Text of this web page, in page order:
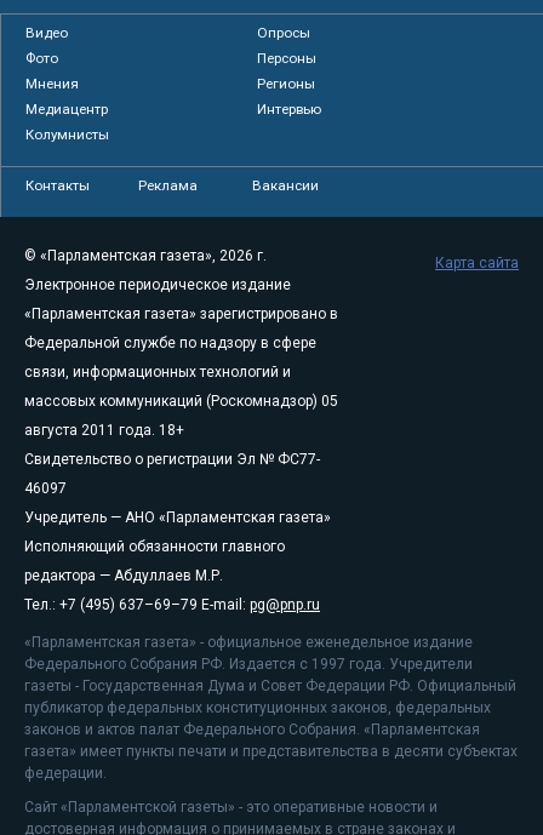
Видео
Опросы
Фото
Персоны
Мнения
Регионы
Медиацентр
Интервью
Колумнисты
Контакты Реклама Вакансии
© «Парламентская газета», 2026 г.
Электронное периодическое издание
«Парламентская газета» зарегистрировано в
Федеральной службе по надзору в сфере
связи, информационных технологий и
массовых коммуникаций (Роскомнадзор) 05
августа 2011 года. 18+
Свидетельство о регистрации Эл № ФС77-
46097
Учредитель — АНО «Парламентская газета»
Исполняющий обязанности главного
редактора — Абдуллаев М.Р.
Тел.: +7 (495) 637–69–79 E-mail: pg@pnp.ru
«Парламентская газета» - официальное еженедельное издание
Федерального Собрания РФ. Издается с 1997 года. Учредители
газеты - Государственная Дума и Совет Федерации РФ. Официальный
публикатор федеральных конституционных законов, федеральных
законов и актов палат Федерального Собрания. «Парламентская
газета» имеет пункты печати и представительства в десяти субъектах
федерации.
Сайт «Парламентской газеты» - это оперативные новости и
достоверная информация о принимаемых в стране законах и
Карта сайта